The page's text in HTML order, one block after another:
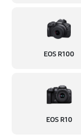
EOS R100
EOS R10